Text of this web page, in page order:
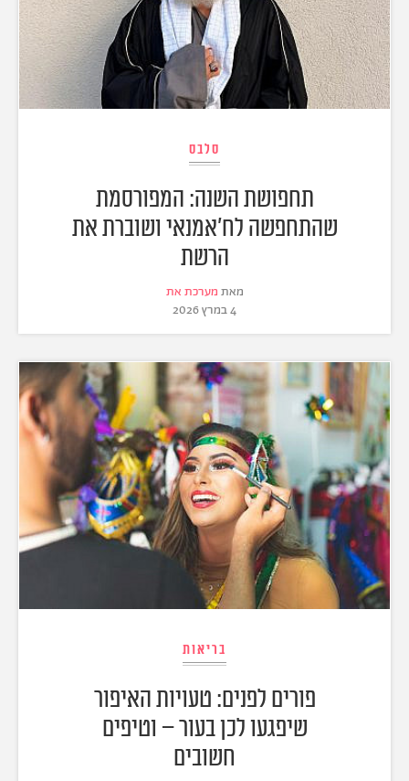
סלבס
תחפושת השנה: המפורסמת
שהתחפשה לח'אמנאי ושוברת את
הרשת
מאת מערכת את
4 במרץ 2026
בריאות
פורים לפנים: טעויות האיפור
שיפגעו לכן בעור – וטיפים
חשובים